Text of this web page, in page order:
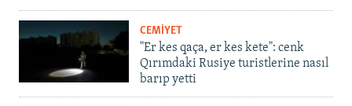
CEMİYET
"Er kes qaça, er kes kete": cenk
Qırımdaki Rusiye turistlerine nasıl
barıp yetti